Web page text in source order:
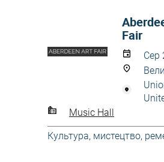
Fair
Сер
Music Hall
Культура, мистецтво,